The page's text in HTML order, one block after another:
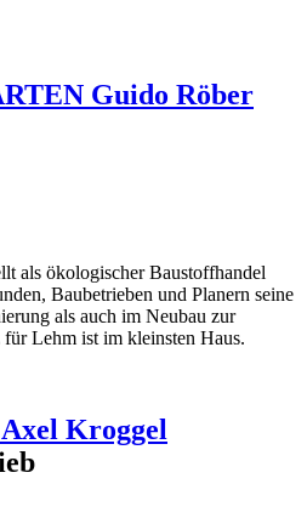
Guido Röber
ökologischer Baustoffhandel
Baubetrieben und Planern seine
als auch im Neubau zur
Lehm ist im kleinsten Haus.
Kroggel